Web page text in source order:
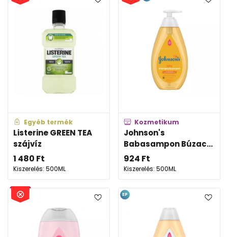
Egyéb termék
Listerine GREEN TEA
szájvíz
1 480 Ft
Kiszerelés: 500ML
Kozmetikum
Johnson's
Babasampon Búzac...
924 Ft
Kiszerelés: 500ML
EP